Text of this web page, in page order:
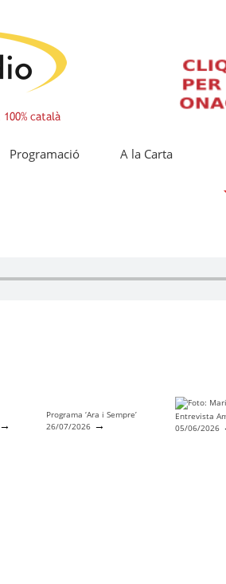
Programació A la Carta
→
Programa ‘Ara i Sempre’
26/07/2026 →
Entrevista
05/06/2026